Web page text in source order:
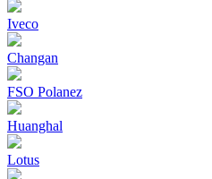
Iveco
Changan
FSO Polanez
Huanghal
Lotus